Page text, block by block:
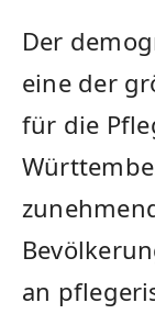
Der
eine der
für die
an